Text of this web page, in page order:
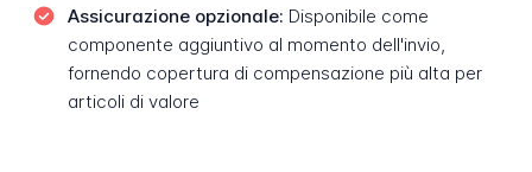
Assicurazione opzionale: Disponibile come
componente aggiuntivo al momento dell'invio,
fornendo copertura di compensazione più alta per
articoli di valore